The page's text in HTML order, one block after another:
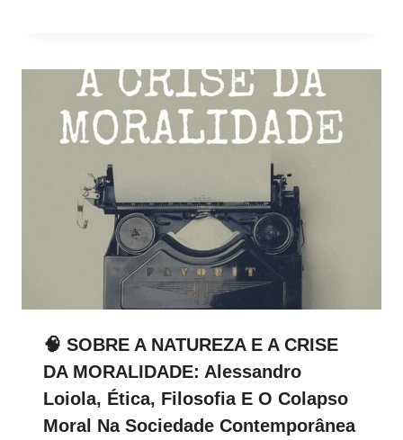
🧠 SOBRE A NATUREZA E A CRISE
DA MORALIDADE: Alessandro
Loiola, Ética, Filosofia E O Colapso
Moral Na Sociedade Contemporânea